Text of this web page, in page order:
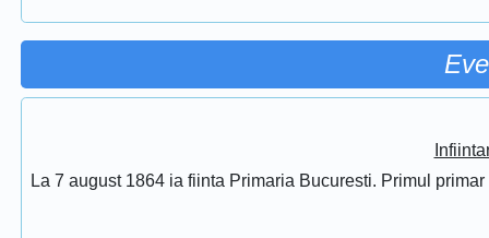
La 7 august 1864 ia fiinta Primaria Bucuresti. Primul